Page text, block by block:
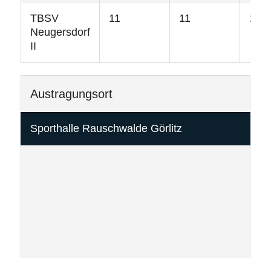
TBSV
Neugersdorf
II
11 11 22
Austragungsort
Sporthalle Rauschwalde Görlitz